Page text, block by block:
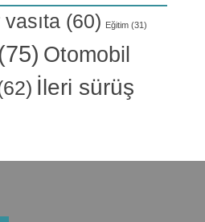
vasıta (60) Eğitim (31)
Otomobil
İleri sürüş